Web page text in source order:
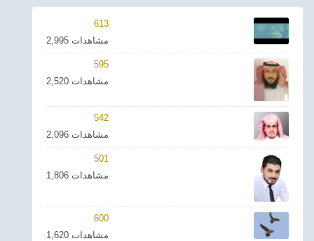
شعر
اناشيد
ادعية
احدث الفيديوهات
ترفيهي
Asian
Foreign
613
2,995 مشاهدات
595
2,520 مشاهدات
542
2,096 مشاهدات
501
1,806 مشاهدات
600
1,620 مشاهدات